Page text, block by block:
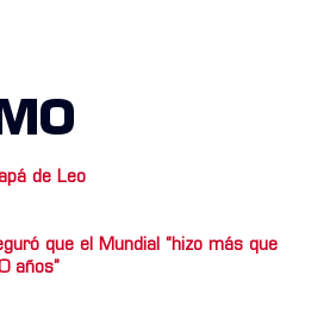
de Leo
que el Mundial “hizo más que
años”